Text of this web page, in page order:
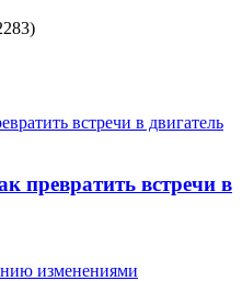
превратить встречи в